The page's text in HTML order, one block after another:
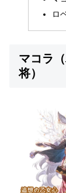
ロ
マコラ
将）